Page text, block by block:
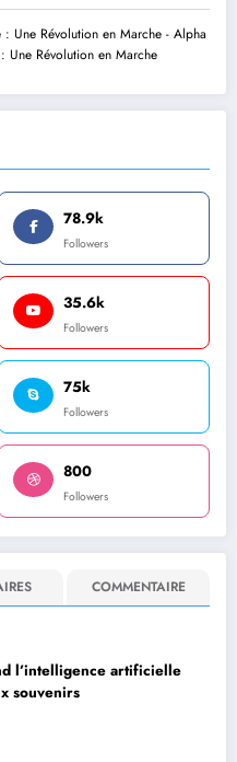
Une Révolution en Marche - Alpha
Une Révolution en Marche
78.9k
Followers
35.6k
Followers
75k
Followers
800
Followers
COMMENTAIRE
l’intelligence artificielle
souvenirs